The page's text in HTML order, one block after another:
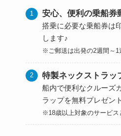
安心、便利の乗船券
搭乗に必要な乗船券は
します♪
※ご郵送は出発の2週間～1
特製ネックストラッ
船内で便利なクルーズ
ラップを無料プレゼン
※18歳以上対象のサービス